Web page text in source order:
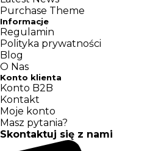
Purchase Theme
Informacje
Regulamin
Polityka prywatności
Blog
O Nas
Konto klienta
Konto B2B
Kontakt
Moje konto
Masz pytania?
Skontaktuj się z nami